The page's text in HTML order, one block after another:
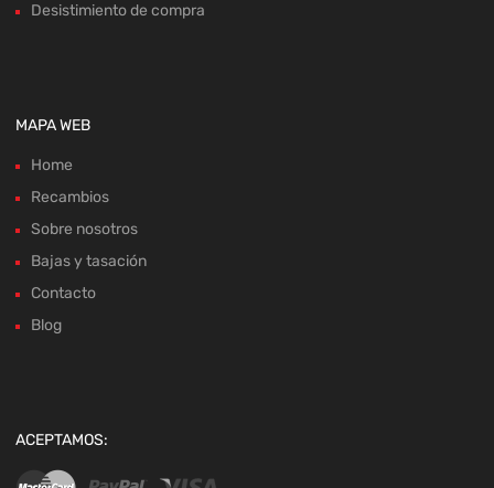
Desistimiento de compra
MAPA WEB
Home
Recambios
Sobre nosotros
Bajas y tasación
Contacto
Blog
ACEPTAMOS: